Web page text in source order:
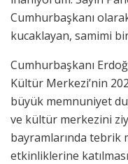
Cumhurbaşkanı
kucaklayan, samimi
Cumhurbaşkanı
Kültür Merkezi’nin
büyük memnuniyet
ve kültür merkezini
bayramlarında tebrik
etkinliklerine